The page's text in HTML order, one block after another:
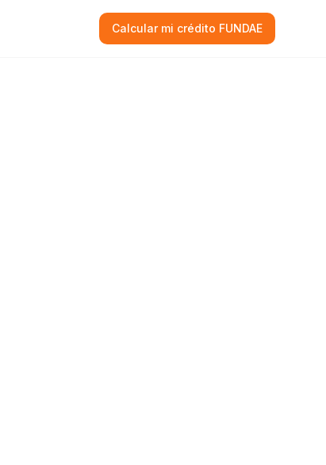
Calcular mi crédito FUNDAE